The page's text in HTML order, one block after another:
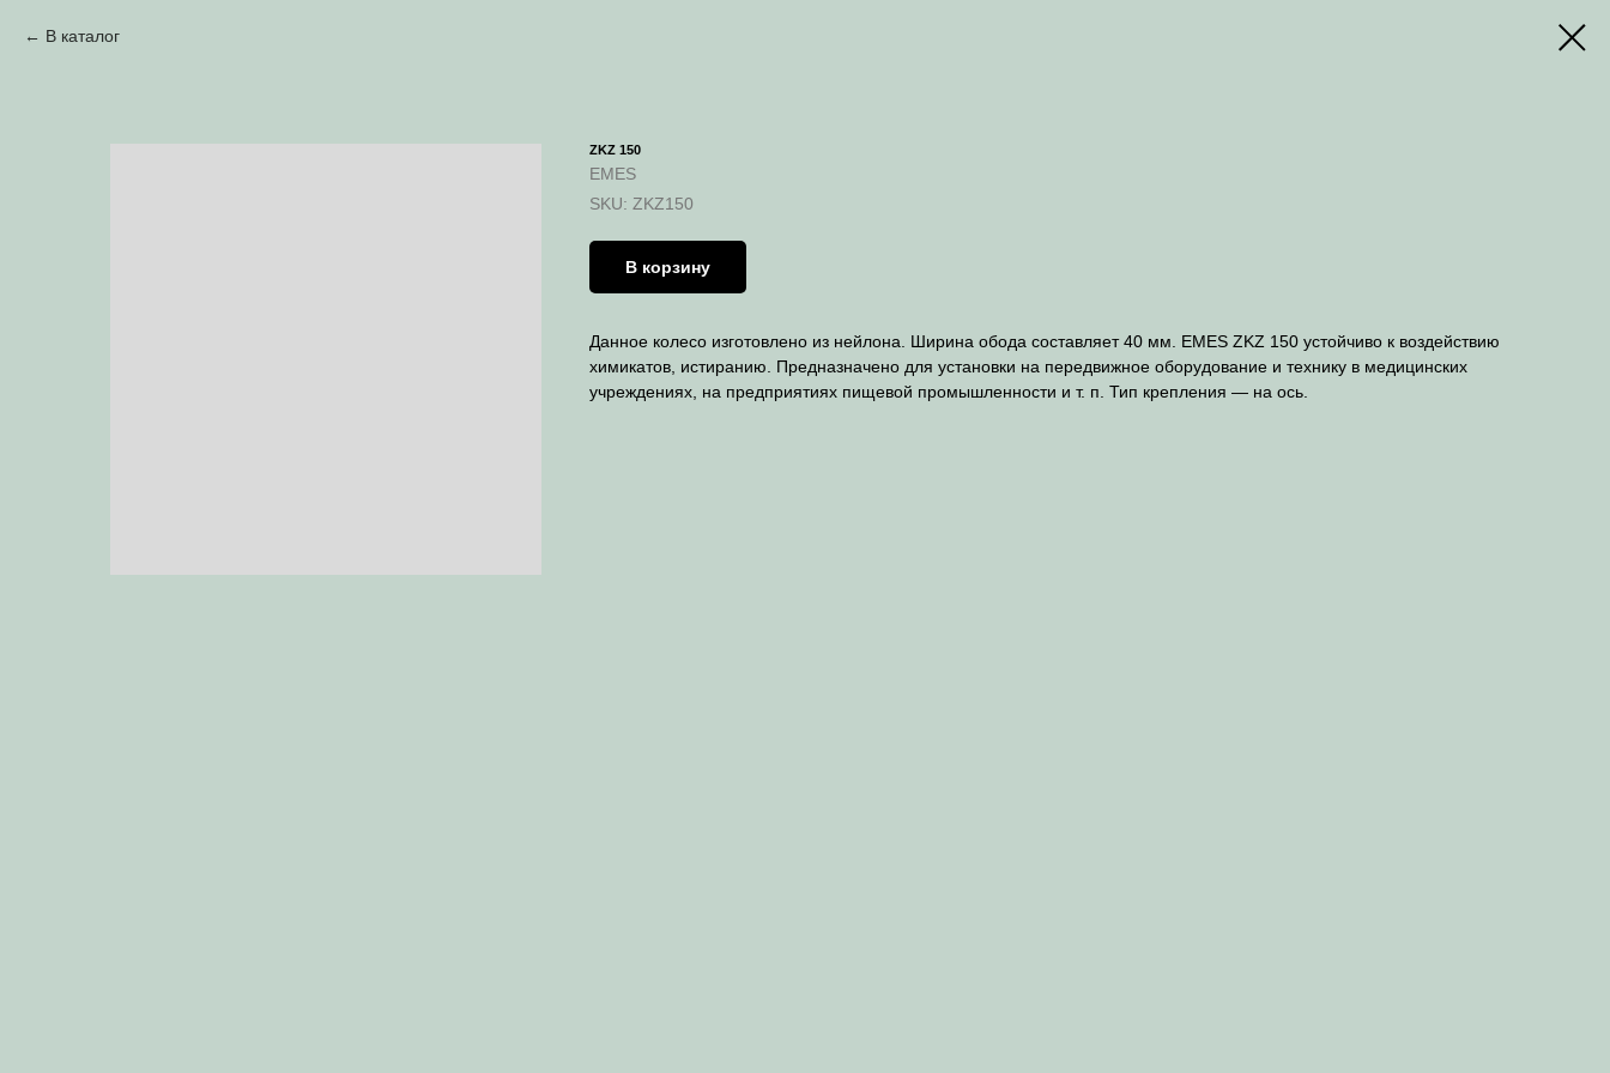
В каталог
ZKZ 150
EMES
SKU: ZKZ150
В корзину
Данное колесо изготовлено из нейлона. Ширина обода составляет 40 мм. EMES ZKZ 150 устойчиво к воздействию
химикатов, истиранию. Предназначено для установки на передвижное оборудование и технику в медицинских
учреждениях, на предприятиях пищевой промышленности и т. п. Тип крепления — на ось.